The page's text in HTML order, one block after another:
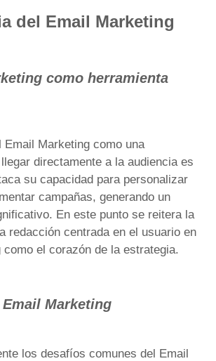
del Email Marketing
como herramienta
Email Marketing como una
directamente a la audiencia es
su capacidad para personalizar
campañas, generando un
En este punto se reitera la
redacción centrada en el usuario en
como el corazón de la estrategia.
Marketing
los desafíos comunes del Email